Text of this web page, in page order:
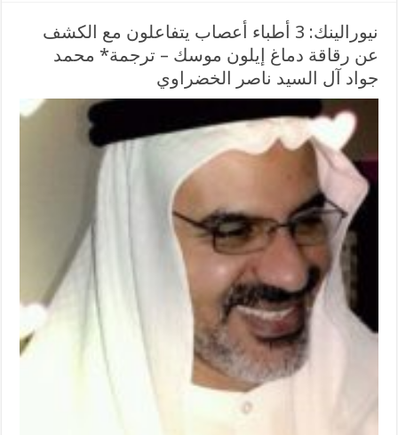
نيورالينك: 3 أطباء أعصاب يتفاعلون مع الكشف
عن رقاقة دماغ إيلون موسك – ترجمة* محمد
جواد آل السيد ناصر الخضراوي